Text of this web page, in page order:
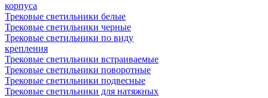
корпуса
Трековые светильники белые
Трековые светильники черные
Трековые светильники по виду
крепления
Трековые светильники встраиваемые
Трековые светильники поворотные
Трековые светильники подвесные
Трековые светильники для натяжных